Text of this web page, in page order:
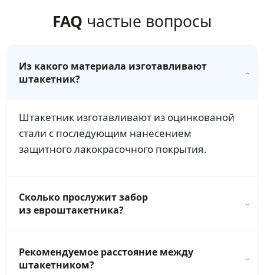
FAQ частые вопросы
Из какого материала изготавливают
штакетник?
Штакетник изготавливают из оцинкованой
стали с последующим нанесением
защитного лакокрасочного покрытия.
Сколько прослужит забор
из евроштакетника?
Рекомендуемое расстояние между
штакетником?